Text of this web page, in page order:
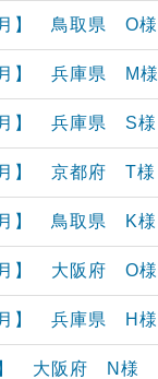
月】 鳥取県 O様
月】 兵庫県 M様
月】 兵庫県 S様
月】 京都府 T様
月】 鳥取県 K様
月】 大阪府 O様
月】 兵庫県 H様
】 大阪府 N様